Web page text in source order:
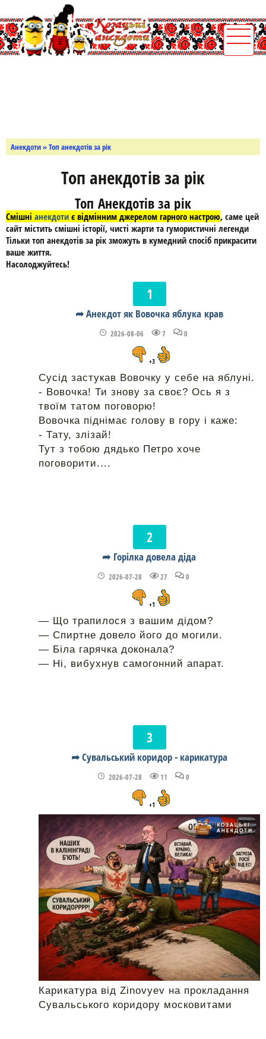
Анекдоти» Топ анекдотів за рік
Топ анекдотів за рік
Топ Анекдотів за рік
Смішні анекдоти є відмінним джерелом гарного настрою, саме цей
сайт містить смішні історії, чисті жарти та гумористичні легенди
Тільки топ анекдотів за рік зможуть в кумедний спосіб прикрасити
ваше життя.
Насолоджуйтесь!
➦ Анекдот як Вовочка яблука крав
2026-08-06 7 0
+3
Сусід застукав Вовочку у себе на яблуні.
- Вовочка! Ти знову за своє? Ось я з
твоїм татом поговорю!
Вовочка піднімає голову в гору і каже:
- Тату, злізай!
Тут з тобою дядько Петро хоче
поговорити....
➦ Горілка довела діда
2026-07-28 27 0
+1
— Що трапилося з вашим дідом?
— Спиртне довело його до могили.
— Біла гарячка доконала?
— Ні, вибухнув самогонний апарат.
➦ Сувальський коридор - карикатура
2026-07-28 11 0
+1
Карикатура від Zinovyev на прокладання
Сувальського коридору московитами